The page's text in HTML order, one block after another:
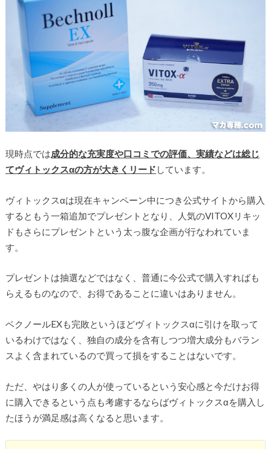
現時点では成分的な充実度や口コミでの評価、実績などは総じ
てヴィトックスαの方が大きくリード しています。
ヴィトックスαは現在キャンペーン中につき公式サイトから購入
するともう一箱追加でプレゼントとなり、人気のVITOXリキッ
ドもさらにプレゼントという太っ腹な企画が行なわれていま
す。
プレゼントは抽選などではなく、普通に今公式で購入すればも
らえるものなので、お得であることに違いはありません。
ベクノールEXも完敗というほどヴィトックスαに引けを取って
いるわけではなく、独自の成分を含有しつつ増大成分もバラン
スよく含まれているので買って損をすることはないです。
ただ、やはり多くの人が使っているという安心感と今だけお得
に購入できるという点も考慮するならばヴィトックスαを購入し
たほうが満足感は高くなると思います。